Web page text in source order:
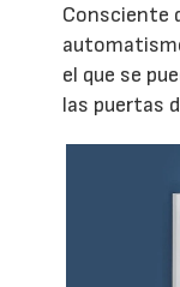
Consciente
el que se
las puertas